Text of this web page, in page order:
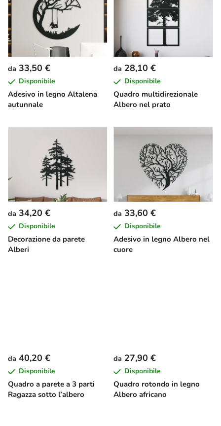
Adesivo in legno Altalena
autunnale
da 33,50 €
Disponibile
Quadro multidirezionale
Albero nel prato
da 28,10 €
Disponibile
Decorazione da parete
Alberi
da 34,20 €
Disponibile
Adesivo in legno Albero nel
cuore
da 33,60 €
Disponibile
Quadro a parete a 3 parti
Ragazza sotto l’albero
da 40,20 €
Disponibile
Quadro rotondo in legno
Albero africano
da 27,90 €
Disponibile